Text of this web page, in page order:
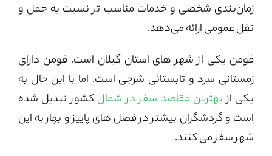
زمان‌بندی شخصی و خدمات مناسب‌ تر نسبت به حمل‌ و
نقل عمومی ارائه می‌دهد.
فومن یکی از شهر های استان گیلان است. فومن دارای
زمستانی سرد و تابستانی شرجی است. اما با این حال به
یکی ازبهترین مقاصد سفر در شمال کشور تبدیل شده
است و گردشگران بیشتر در فصل های پاییز و بهار به این
شهر سفر می کنند.